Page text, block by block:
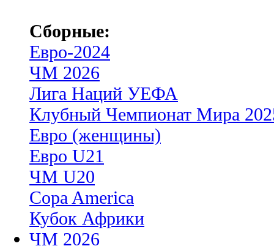
Сборные:
Евро-2024
ЧМ 2026
Лига Наций УЕФА
Клубный Чемпионат Мира
Евро (женщины)
Евро U21
ЧМ U20
Copa America
Кубок Африки
ЧМ 2026